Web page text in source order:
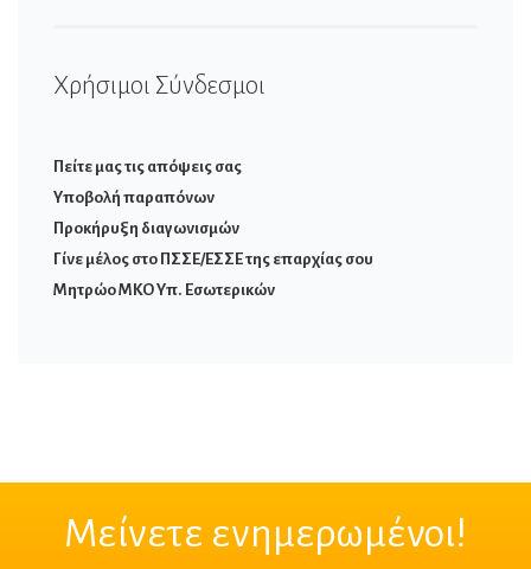
Χρήσιμοι Σύνδεσμοι
Πείτε μας τις απόψεις σας
Υποβολή παραπόνων
Προκήρυξη διαγωνισμών
Γίνε μέλος στο ΠΣΣΕ/ΕΣΣΕ της επαρχίας σου
Μητρώο ΜΚΟ Υπ. Εσωτερικών
Μείνετε ενημερωμένοι!